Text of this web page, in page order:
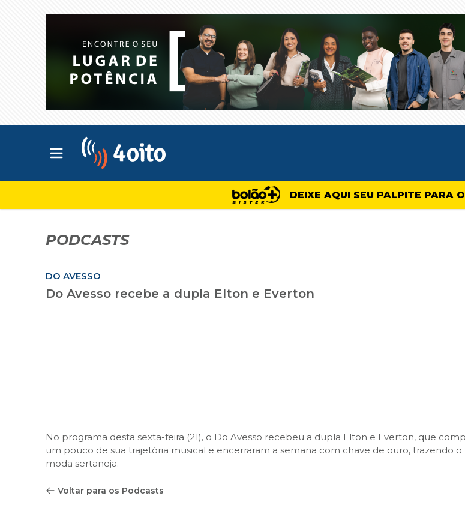
Abrir menu principal
DEIXE AQUI SEU PALPITE PARA
PODCASTS
DO AVESSO
Do Avesso recebe a dupla Elton e Everton
No programa desta sexta-feira (21), o Do Avesso recebeu a dupla Elton e Everton, que
um pouco de sua trajetória musical e encerraram a semana com chave de ouro, trazendo
moda sertaneja.
Voltar para os Podcasts